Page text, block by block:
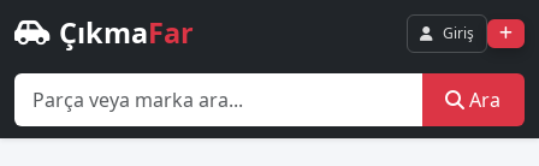
ÇıkmaFar Giriş
Ara